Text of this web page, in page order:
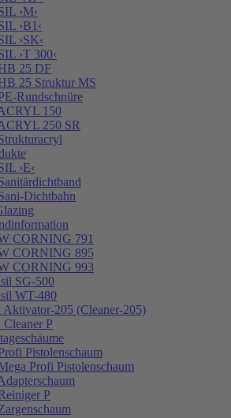
›M‹
›B1‹
›SK‹
›T 300‹
25 DF
25 Struktur MS
Rundschnüre
150
250 SR
›E‹
Dichtbahn
CORNING 791
CORNING 895
CORNING 993
SG-500
WT-480
Aktivator-205 (Cleaner-205)
Cleaner P
Pistolenschaum
Profi Pistolenschaum
P